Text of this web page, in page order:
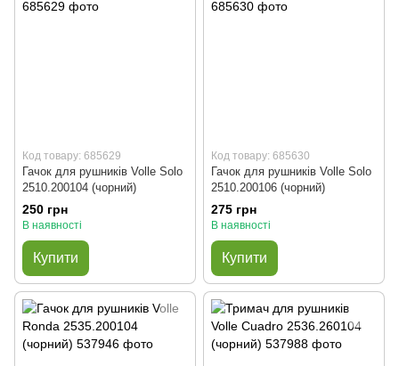
Код товару: 685629
Гачок для рушників Volle Solo
2510.200104 (чорний)
250 грн
В наявності
Купити
Код товару: 685630
Гачок для рушників Volle Solo
2510.200106 (чорний)
275 грн
В наявності
Купити